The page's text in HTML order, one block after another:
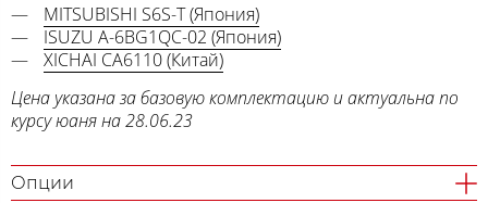
MITSUBISHI S6S-T (Япония)
ISUZU A-6BG1QC-02 (Япония)
XICHAI CA6110 (Китай)
Цена указана за базовую комплектацию и актуальна по
курсу юаня на 28.06.23
Опции